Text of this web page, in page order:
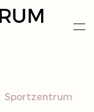
Sportzentrum